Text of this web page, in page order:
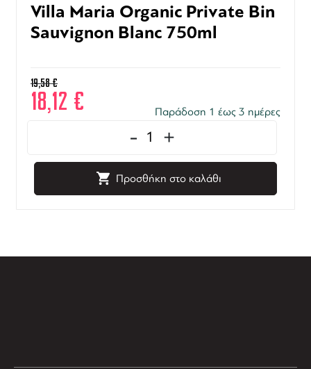
Villa Maria Organic Private Bin
Sauvignon Blanc 750ml
19,58€
18,12 € Παράδοση 1 έως 3 ημέρες
- +
Προσθήκη στο καλάθι